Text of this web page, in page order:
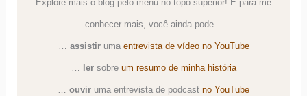
Explore mais o blog pelo menu no topo superior! E para me
conhecer mais, você ainda pode…
… assistir uma entrevista de vídeo no YouTube
… ler sobre um resumo de minha história
… ouvir uma entrevista de podcast no YouTube